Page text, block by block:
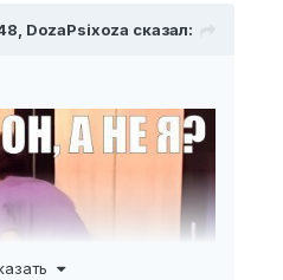
DozaPsixoza сказал: